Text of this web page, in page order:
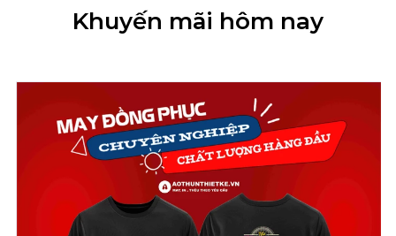
Khuyến mãi hôm nay